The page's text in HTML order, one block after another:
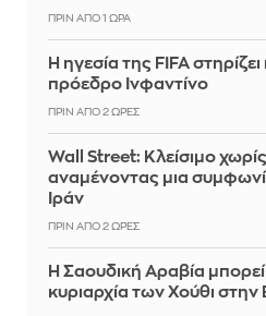
ΠΡΙΝ ΑΠΌ 1 ΏΡΑ
Η ηγεσία της FIFA
πρόεδρο Ινφαντίνο
ΠΡΙΝ ΑΠΌ 2 ΏΡΕΣ
Wall Street: Κλείσιμο
αναμένοντας μια
Ιράν
ΠΡΙΝ ΑΠΌ 2 ΏΡΕΣ
Η Σαουδική Αραβία
κυριαρχία των Χούθι